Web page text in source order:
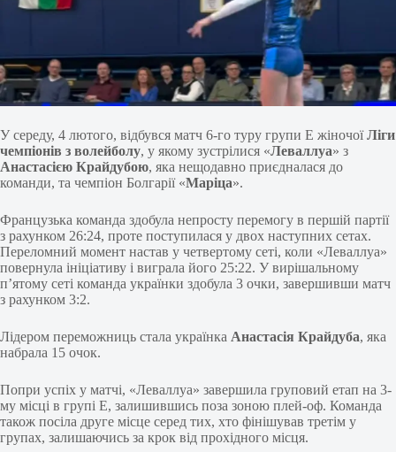
У середу, 4 лютого, відбувся матч 6-го туру групи E жіночоїЛіги
чемпіонів з волейболу, у якому зустрілися «Леваллуа» з
Анастасією Крайдубою, яка нещодавно приєдналася до
команди, та чемпіон Болгарії «Маріца».
Французька команда здобула непросту перемогу в першій партії
з рахунком 26:24, проте поступилася у двох наступних сетах.
Переломний момент настав у четвертому сеті, коли «Леваллуа»
повернула ініціативу і виграла його 25:22. У вирішальному
п’ятому сеті команда українки здобула 3 очки, завершивши матч
з рахунком 3:2.
Лідером переможниць стала українка Анастасія Крайдуба, яка
набрала 15 очок.
Попри успіх у матчі, «Леваллуа» завершила груповий етап на 3-
му місці в групі E, залишившись поза зоною плей-оф. Команда
також посіла друге місце серед тих, хто фінішував третім у
групах, залишаючись за крок від прохідного місця.